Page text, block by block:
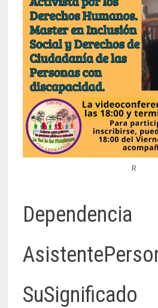
R
Dependencia
SuSignificado